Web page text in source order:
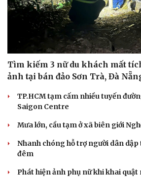
Tìm kiếm 3 nữ du khách mất
ảnh tại bán đảo Sơn Trà, Đà
TP.HCM tạm cấm nhiều tuyến
Saigon Centre
Mưa lớn, cầu tạm ở xã biên giới
Nhanh chóng hỗ trợ người dân
đêm
Phát hiện ảnh phụ nữ khi khai quật